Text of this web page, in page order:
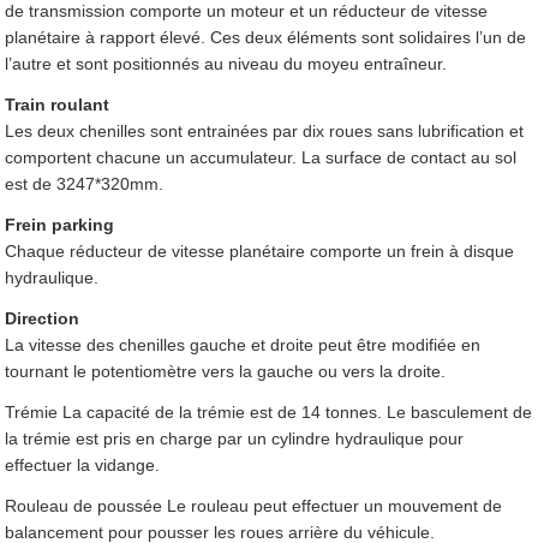
de transmission comporte un moteur et un réducteur de vitesse
planétaire à rapport élevé. Ces deux éléments sont solidaires l’un de
l’autre et sont positionnés au niveau du moyeu entraîneur.
Train roulant
Les deux chenilles sont entrainées par dix roues sans lubrification et
comportent chacune un accumulateur. La surface de contact au sol
est de 3247*320mm.
Frein parking
Chaque réducteur de vitesse planétaire comporte un frein à disque
hydraulique.
Direction
La vitesse des chenilles gauche et droite peut être modifiée en
tournant le potentiomètre vers la gauche ou vers la droite.
Trémie La capacité de la trémie est de 14 tonnes. Le basculement de
la trémie est pris en charge par un cylindre hydraulique pour
effectuer la vidange.
Rouleau de poussée Le rouleau peut effectuer un mouvement de
balancement pour pousser les roues arrière du véhicule.